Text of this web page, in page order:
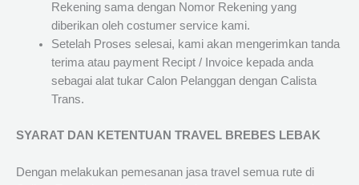
Rekening sama dengan Nomor Rekening yang
diberikan oleh costumer service kami.
Setelah Proses selesai, kami akan mengerimkan tanda
terima atau payment Recipt / Invoice kepada anda
sebagai alat tukar Calon Pelanggan dengan Calista
Trans.
SYARAT DAN KETENTUAN TRAVEL BREBES LEBAK
Dengan melakukan pemesanan jasa travel semua rute di